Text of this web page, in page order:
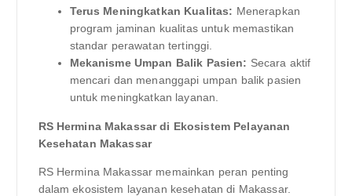
Terus Meningkatkan Kualitas: Menerapkan
program jaminan kualitas untuk memastikan
standar perawatan tertinggi.
Mekanisme Umpan Balik Pasien: Secara aktif
mencari dan menanggapi umpan balik pasien
untuk meningkatkan layanan.
RS Hermina Makassar di Ekosistem Pelayanan
Kesehatan Makassar
RS Hermina Makassar memainkan peran penting
dalam ekosistem layanan kesehatan di Makassar.